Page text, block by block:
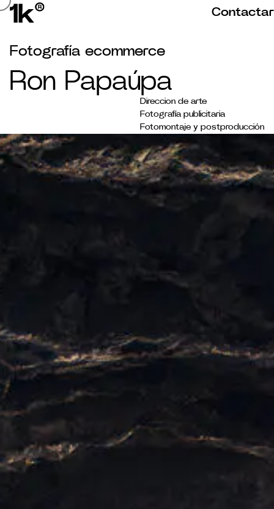
Contactar
Fotografía ecommerce
Ron Papaúpa
Direccion de arte
Fotografía publicitaria
Fotomontaje y postproducción